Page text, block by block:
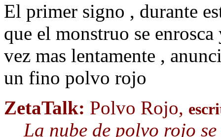
El primer signo , durante
que el monstruo se
vez mas lentamente ,
un fino polvo rojo
ZetaTalk: Polvo Rojo,
La nube de polvo rojo